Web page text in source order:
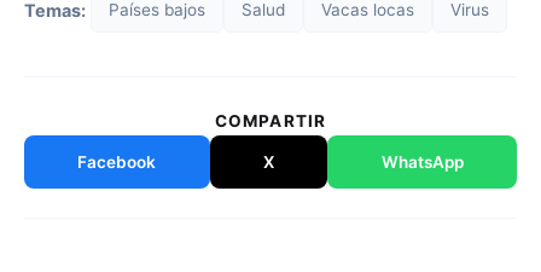
Temas: Países bajos Salud Vacas locas Virus
COMPARTIR
Facebook X WhatsApp